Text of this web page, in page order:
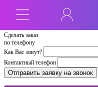
Сделать заказ
по телефону
Как Вас зовут?
Контактный телефон